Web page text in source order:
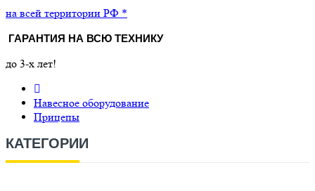
на всей территории РФ *
ГАРАНТИЯ НА ВСЮ ТЕХНИКУ
до 3-х лет!
Навесное оборудование
Прицепы
КАТЕГОРИИ